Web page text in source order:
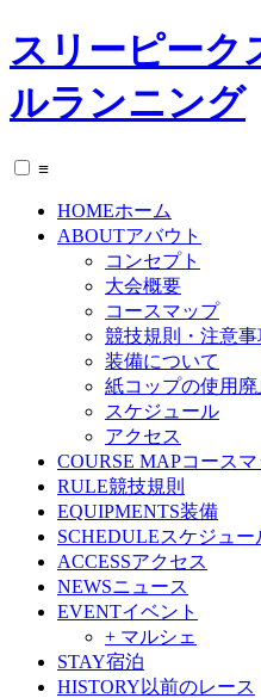
スリーピーク
ルランニング
≡
HOMEホーム
ABOUTアバウト
コンセプト
大会概要
コースマップ
競技規則・注意事
装備について
紙コップの使用
スケジュール
アクセス
COURSE MAPコース
RULE競技規則
EQUIPMENTS装備
SCHEDULEスケジュー
ACCESSアクセス
NEWSニュース
EVENTイベント
+ マルシェ
STAY宿泊
HISTORY 以前のレース